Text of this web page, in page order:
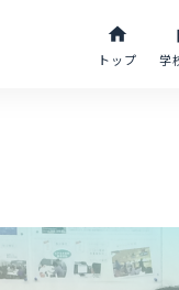
home
トップ 学